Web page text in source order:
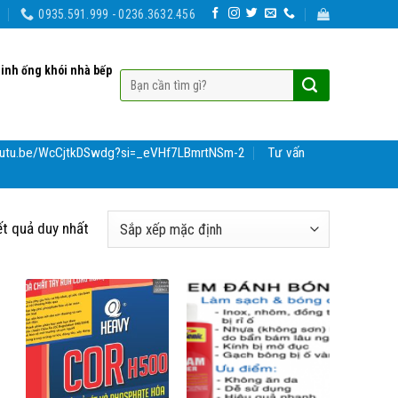
0935.591.999 - 0236.3632.456
ống khói nhà bếp
WcCjtkDSwdg?si=_eVHf7LBmrtNSm-2 Tư vấn
quả duy nhất